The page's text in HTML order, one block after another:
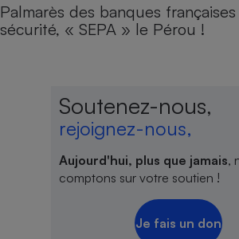
Palmarès des banques
sécurité, « SEPA » le Pérou !
Soutenez-nous,
rejoignez-nous,
Aujourd'hui, plus que jamais,
comptons sur votre soutien !
Je fais un don